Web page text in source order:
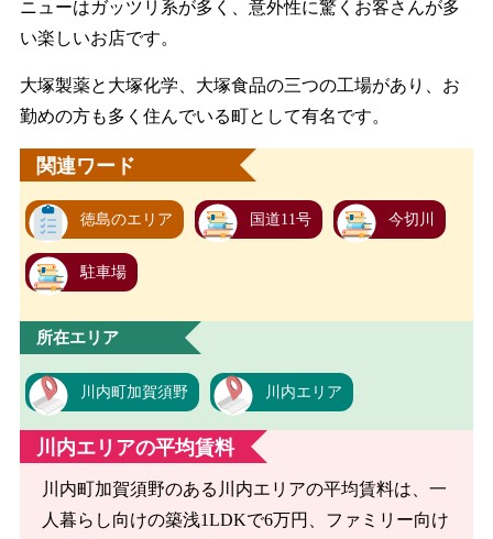
ニューはガッツリ系が多く、意外性に驚くお客さんが多
い楽しいお店です。
大塚製薬と大塚化学、大塚食品の三つの工場があり、お
勤めの方も多く住んでいる町として有名です。
関連ワード
徳島のエリア 国道11号 今切川
駐車場
所在エリア
川内町加賀須野 川内エリア
川内エリアの平均賃料
川内町加賀須野のある川内エリアの平均賃料は、一
人暮らし向けの築浅1LDKで6万円、ファミリー向け